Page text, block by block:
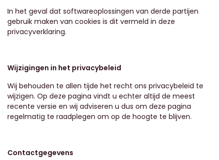
In het geval dat softwareoplossingen van derde partijen
gebruik maken van cookies is dit vermeld in deze
privacyverklaring.
Wijzigingen in het privacybeleid
Wij behouden te allen tijde het recht ons privacybeleid te
wijzigen. Op deze pagina vindt u echter altijd de meest
recente versie en wij adviseren u dus om deze pagina
regelmatig te raadplegen om op de hoogte te blijven.
Contactgegevens